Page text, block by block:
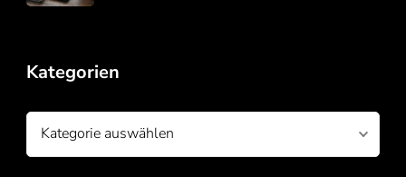
Kategorien
Kategorien